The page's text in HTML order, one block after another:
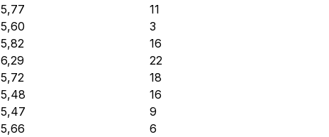
5,77
11
5,60
3
5,82
16
6,29
22
5,72
18
5,48
16
5,47
9
5,66
6